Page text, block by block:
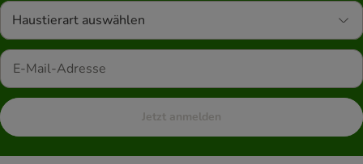
Haustierart auswählen
Jetzt anmelden